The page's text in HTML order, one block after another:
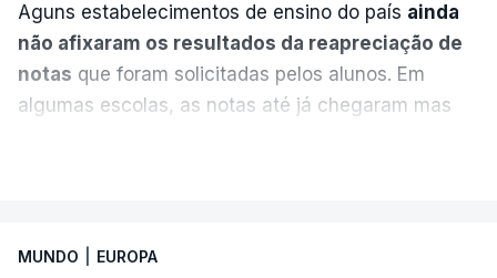
Aguns estabelecimentos de ensino do país ainda
não afixaram os resultados da reapreciação de
notas que foram solicitadas pelos alunos. Em
algumas escolas, as notas até já chegaram mas
tinha chegado o resultado de
MUNDO EUROPA